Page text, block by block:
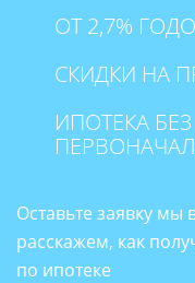
ОТ 2,7%
СКИДКИ НА
ИПОТЕКА БЕЗ
Оставьте заявку
расскажем, как
по ипотеке